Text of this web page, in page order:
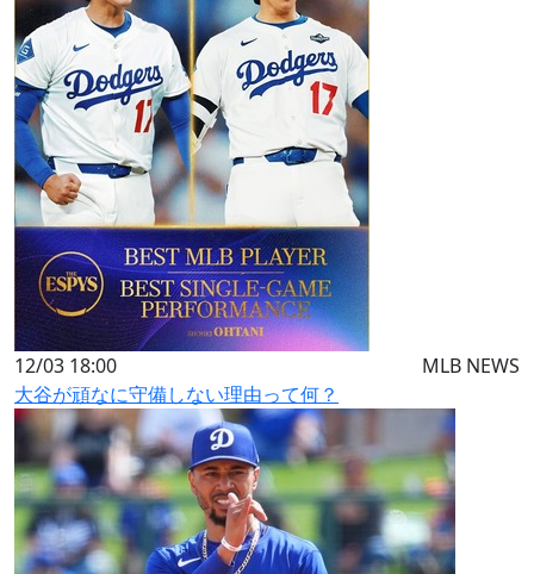
12/03 18:00
MLB NEWS
大谷が頑なに守備しない理由って何？